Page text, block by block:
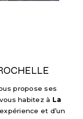
propose ses
habitez à La
et d’un